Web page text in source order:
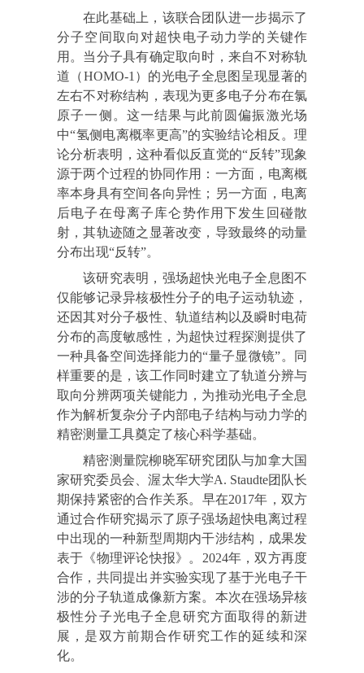
在此基础上，该联合团队进一步揭示了
分子空间取向对超快电子动力学的关键作
用。当分子具有确定取向时，来自不对称轨
道（HOMO-1）的光电子全息图呈现显著的
左右不对称结构，表现为更多电子分布在氯
原子一侧。这一结果与此前圆偏振激光场
中“氢侧电离概率更高”的实验结论相反。理
论分析表明，这种看似反直觉的“反转”现象
源于两个过程的协同作用：一方面，电离概
率本身具有空间各向异性；另一方面，电离
后电子在母离子库仑势作用下发生回碰散
射，其轨迹随之显著改变，导致最终的动量
分布出现“反转”。
该研究表明，强场超快光电子全息图不
仅能够记录异核极性分子的电子运动轨迹，
还因其对分子极性、轨道结构以及瞬时电荷
分布的高度敏感性，为超快过程探测提供了
一种具备空间选择能力的“量子显微镜”。同
样重要的是，该工作同时建立了轨道分辨与
取向分辨两项关键能力，为推动光电子全息
作为解析复杂分子内部电子结构与动力学的
精密测量工具奠定了核心科学基础。
精密测量院柳晓军研究团队与加拿大国
家研究委员会、渥太华大学A. Staudte团队长
期保持紧密的合作关系。早在2017年，双方
通过合作研究揭示了原子强场超快电离过程
中出现的一种新型周期内干涉结构，成果发
表于《物理评论快报》。2024年，双方再度
合作，共同提出并实验实现了基于光电子干
涉的分子轨道成像新方案。本次在强场异核
极性分子光电子全息研究方面取得的新进
展，是双方前期合作研究工作的延续和深
化。